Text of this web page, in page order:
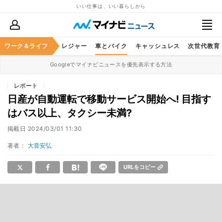
いい仕事は、いい暮らしから
ワーク＆ライフ
スケア グルメ レジャー 車とバイク キャッシュレス 次世代教育
Googleでマイナビニュースを優先表示する方法
レポート
日産が自動運転で移動サービス開始へ! 目指す
はバス以上、タクシー未満?
掲載日 2024/03/01 11:30
著者： 大音安弘
URLをコピー